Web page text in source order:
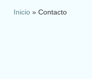
Inicio» Contacto